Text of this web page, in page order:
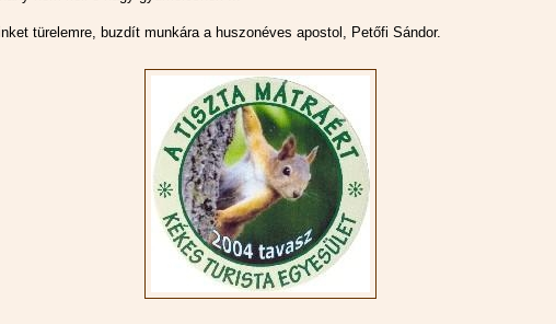
türelemre, buzdít munkára a huszonéves apostol, Petőfi Sándor.